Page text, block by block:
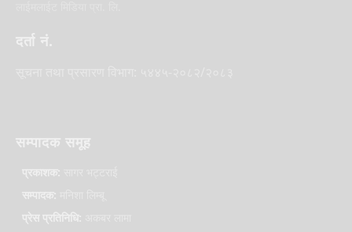
दर्ता नं.
सम्पादक समूह
प्रकाशक:
सम्पादक:
प्रेस प्रतिनिधि: